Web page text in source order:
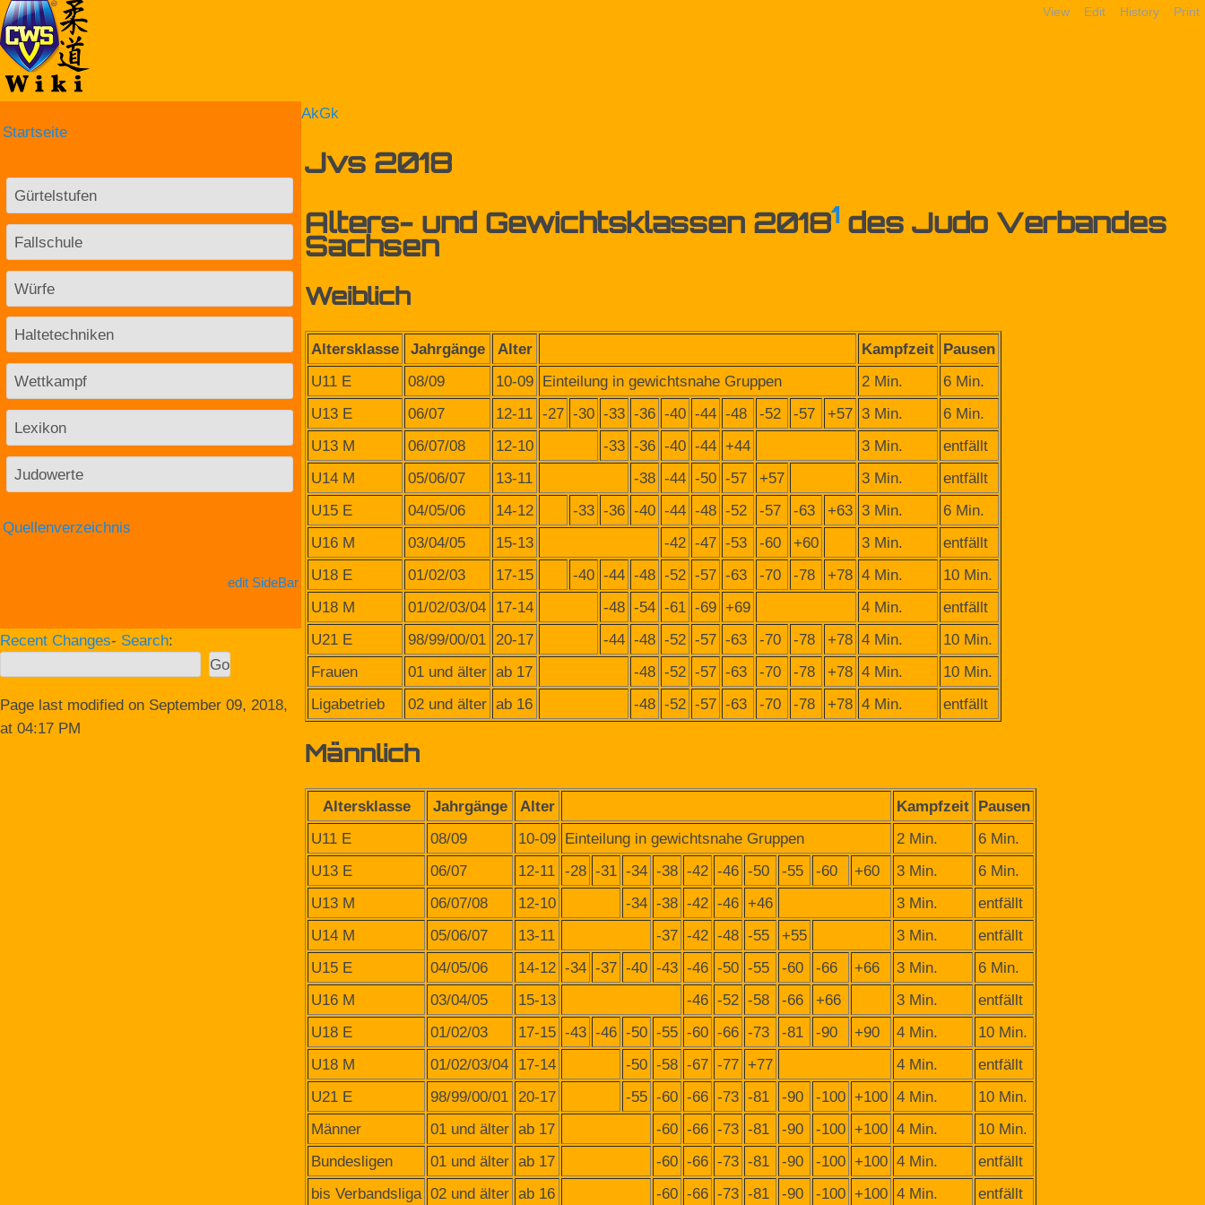
View Edit History Print
AkGk
Jvs 2018
Alters- und Gewichtsklassen 20181 des Judo Verbandes
Sachsen
Weiblich
Altersklasse Jahrgänge Alter Kampfzeit Pausen
U11 E
08/09 10-09 Einteilung in gewichtsnahe Gruppen 2 Min.
6 Min.
U13 E
06/07 12-11 -27 -30 -33 -36 -40 -44 -48 -52 -57 +57 3 Min.
6 Min.
U13 M
06/07/08 12-10 -33 -36 -40 -44 +44 3 Min.
entfällt
U14 M
05/06/07 13-11 -38 -44 -50 -57 +57 3 Min.
entfällt
U15 E
04/05/06 14-12 -33 -36 -40 -44 -48 -52 -57 -63 +63 3 Min.
6 Min.
U16 M
03/04/05 15-13 -42 -47 -53 -60 +60 3 Min.
entfällt
U18 E
01/02/03 17-15 -40 -44 -48 -52 -57 -63 -70 -78 +78 4 Min.
10 Min.
U18 M
01/02/03/04 17-14 -48 -54 -61 -69 +69 4 Min.
entfällt
U21 E
98/99/00/01 20-17 -44 -48 -52 -57 -63 -70 -78 +78 4 Min.
10 Min.
Frauen
01 und älter ab 17 -48 -52 -57 -63 -70 -78 +78 4 Min.
10 Min.
Ligabetrieb
02 und älter ab 16 -48 -52 -57 -63 -70 -78 +78 4 Min. entfällt
Männlich
Altersklasse Jahrgänge Alter Kampfzeit Pausen
U11 E
08/09 10-09 Einteilung in gewichtsnahe Gruppen 2 Min.
6 Min.
U13 E
06/07 12-11 -28 -31 -34 -38 -42 -46 -50 -55 -60 +60 3 Min.
6 Min.
U13 M
06/07/08 12-10 -34 -38 -42 -46 +46 3 Min.
entfällt
U14 M
05/06/07 13-11 -37 -42 -48 -55 +55 3 Min.
entfällt
U15 E
04/05/06 14-12 -34 -37 -40 -43 -46 -50 -55 -60 -66 +66 3 Min.
6 Min.
U16 M
03/04/05 15-13 -46 -52 -58 -66 +66 3 Min.
entfällt
U18 E
01/02/03 17-15 -43 -46 -50 -55 -60 -66 -73 -81 -90 +90 4 Min.
10 Min.
U18 M
01/02/03/04 17-14 -50 -58 -67 -77 +77 4 Min.
entfällt
U21 E
98/99/00/01 20-17 -55 -60 -66 -73 -81 -90 -100 +100 4 Min.
10 Min.
Männer
01 und älter ab 17 -60 -66 -73 -81 -90 -100 +100 4 Min.
10 Min.
Bundesligen
01 und älter ab 17 -60 -66 -73 -81 -90 -100 +100 4 Min.
entfällt
bis Verbandsliga 02 und älter ab 16 -60 -66 -73 -81 -90 -100 +100 4 Min. entfällt
Startseite
Gürtelstufen
Fallschule
Würfe
Haltetechniken
Wettkampf
Lexikon
Judowerte
Quellenverzeichnis
edit SideBar
Recent Changes- Search:
Page last modified on September 09, 2018,
at 04:17 PM